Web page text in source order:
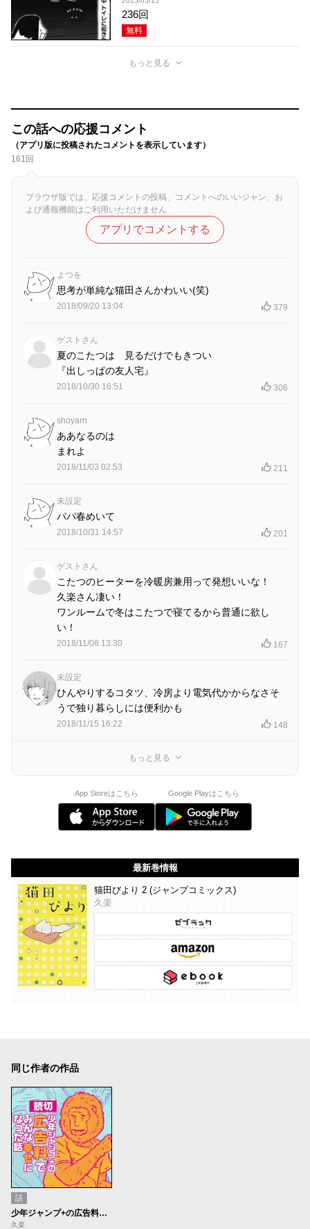
236回
無料
もっと見る
この話への応援コメント
（アプリ版に投稿されたコメントを表示しています）
161回
ブラウザ版では、応援コメントの投稿、コメントへのいいジャン、お
よび通報機能はご利用いただけません
アプリでコメントする
よつを
思考が単純な猫田さんかわいい(笑)
2018/09/20 13:04 379
ゲストさん
夏のこたつは 見るだけでもきつい
『出しっぱの友人宅』
2018/10/30 16:51 306
shoyarn
ああなるのは
まれよ
2018/11/03 02:53 211
未設定
パパ春めいて
2018/10/31 14:57 201
ゲストさん
こたつのヒーターを冷暖房兼用って発想いいな！
久楽さん凄い！
ワンルームで冬はこたつで寝てるから普通に欲し
い！
2018/11/08 13:30 167
未設定
ひんやりするコタツ、冷房より電気代かからなさそ
うで独り暮らしには便利かも
2018/11/15 16:22 148
もっと見る
App Storeはこちら Google Playはこちら
最新巻情報
猫田びより 2 (ジャンプコミックス)
久楽
同じ作者の作品
話
少年ジャンプ+の広告料でみんな幸せになった話
久楽